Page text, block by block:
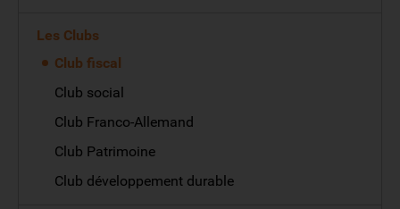
Les Clubs
Club fiscal
Club social
Club Franco-Allemand
Club Patrimoine
Club développement durable